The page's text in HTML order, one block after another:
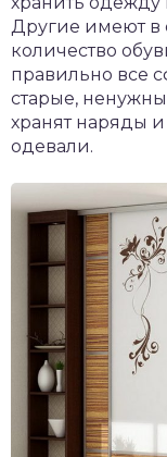
Другие имеют в
количество
правильно все
старые,
хранят наряды
одевали.